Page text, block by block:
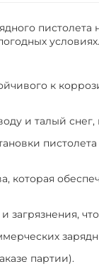
пистолета
условиях.
к
и талый
которая
партии).